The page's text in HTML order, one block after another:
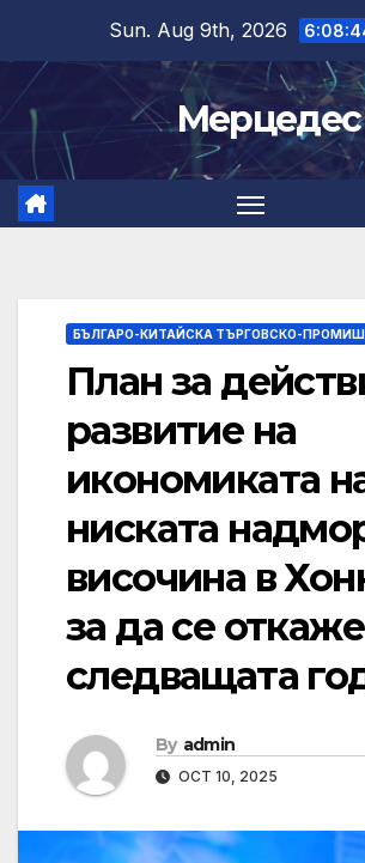
content
Sun. Aug 9th, 2026
Мерцедес
БЪЛГАРО-КИТАЙСКА ТЪРГОВСКО-
План за
развитие на
икономиката
ниската
височина в
за да се
следващата
By admin
OCT 10, 2025